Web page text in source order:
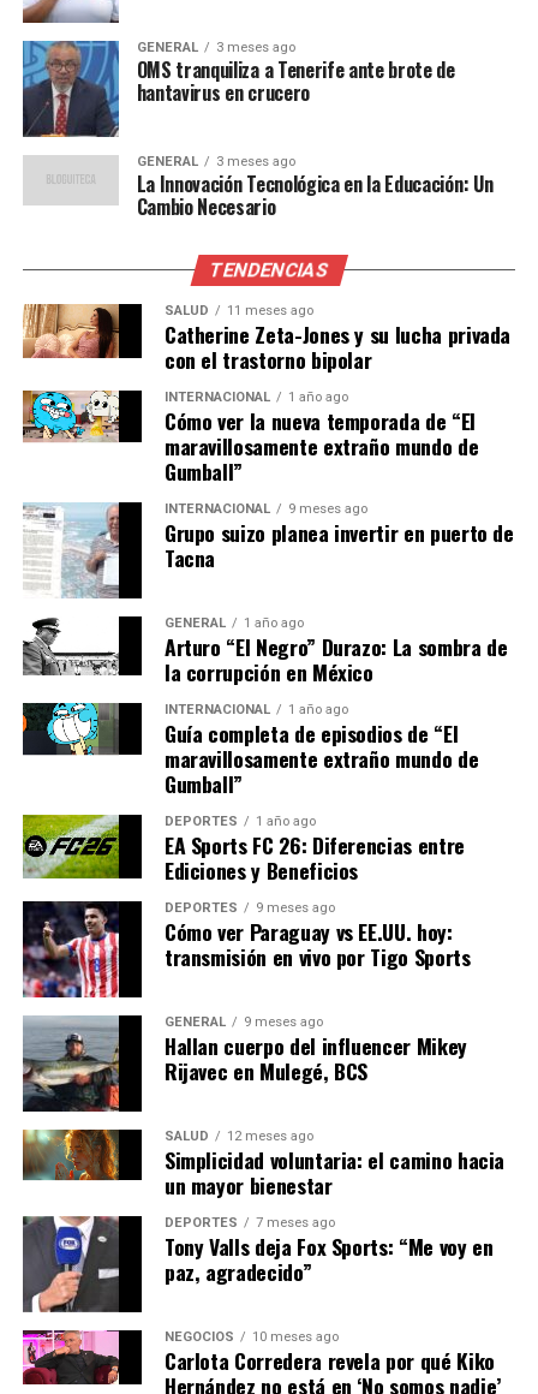
Cinco Frutas Ricas en Hierro
Duraznos Deshidratados
Según USDA FoodData Central y Verywell Health, media
taza de duraznos secos aporta aproximadamente 3,3 mg
de hierro. Además, su contenido de vitamina C favorece
el magnesio, apoya la salud intestinal. Un análisis
deshidratados son una fuente significativa de hierro y
polifenoles antioxidantes, recomendando su inclusión
Moras
Las moras no solo aportan hierro, sino también
antocianinas y antioxidantes, ideales para dietas basadas
en plantas. Media taza proporciona aproximadamente
1,3 mg de hierro. Un estudio reciente en
resalta el aporte de hierro y componentes bioactivos de
la fruta, sugiriendo que consumir moras puede ser una
estrategia adecuada para mejorar la ingesta global de
minerales en dietas basadas en plantas.
Higos Secos
Con 1,5 mg de hierro por media taza, los higos secos son
una fuente vegetal relevante, complementada con
calcio y fósforo. En Frontiers in Nutrition, se destaca que
los higos deshidratados no solo son ricos en hierro, sino
que su contenido de fibra y antioxidantes respalda la
salud metabólica y facilita una mejor absorción de
minerales.
Pasas
Las pasas aportan 1,4 mg de hierro por media taza,
junto a fibra, potasio, calcio y magnesio. Según USDA
FoodData Central y organizaciones de salud, son una
opción versátil para enriquecer cualquier comida. Una
Foodsseñala que las pasas no solo
contribuyen significativamente al aporte de hierro, sino
que su consumo regular, en cantidades adecuadas, puede
ser ventajoso para quienes requieren un aporte extra de
minerales en la dieta.
Cerezas Ácidas
GENERAL 3 meses ago
OMS tranquiliza a Tenerife ante brote de
hantavirus en crucero
GENERAL 3 meses ago
La Innovación Tecnológica en la Educación: Un
Cambio Necesario
TENDENCIAS
SALUD 11 meses ago
Catherine Zeta-Jones y su lucha privada
con el trastorno bipolar
INTERNACIONAL 1 año ago
Cómo ver la nueva temporada de “El
maravillosamente extraño mundo de
Gumball”
INTERNACIONAL 9 meses ago
Grupo suizo planea invertir en puerto de
Tacna
GENERAL 1 año ago
Arturo “El Negro” Durazo: La sombra de
la corrupción en México
INTERNACIONAL 1 año ago
Guía completa de episodios de “El
maravillosamente extraño mundo de
Gumball”
DEPORTES 1 año ago
EA Sports FC 26: Diferencias entre
Ediciones y Beneficios
DEPORTES 9 meses ago
Cómo ver Paraguay vs EE.UU. hoy:
transmisión en vivo por Tigo Sports
GENERAL 9 meses ago
Hallan cuerpo del influencer Mikey
Rijavec en Mulegé, BCS
SALUD 12 meses ago
Simplicidad voluntaria: el camino hacia
un mayor bienestar
DEPORTES 7 meses ago
Tony Valls deja Fox Sports: “Me voy en
paz, agradecido”
NEGOCIOS 10 meses ago
Carlota Corredera revela por qué Kiko
Hernández no está en ‘No somos nadie’